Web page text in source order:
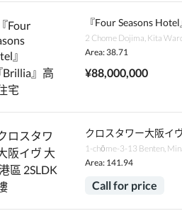
Area: 38.71
¥88,000,000
Area: 141.94
Call for price